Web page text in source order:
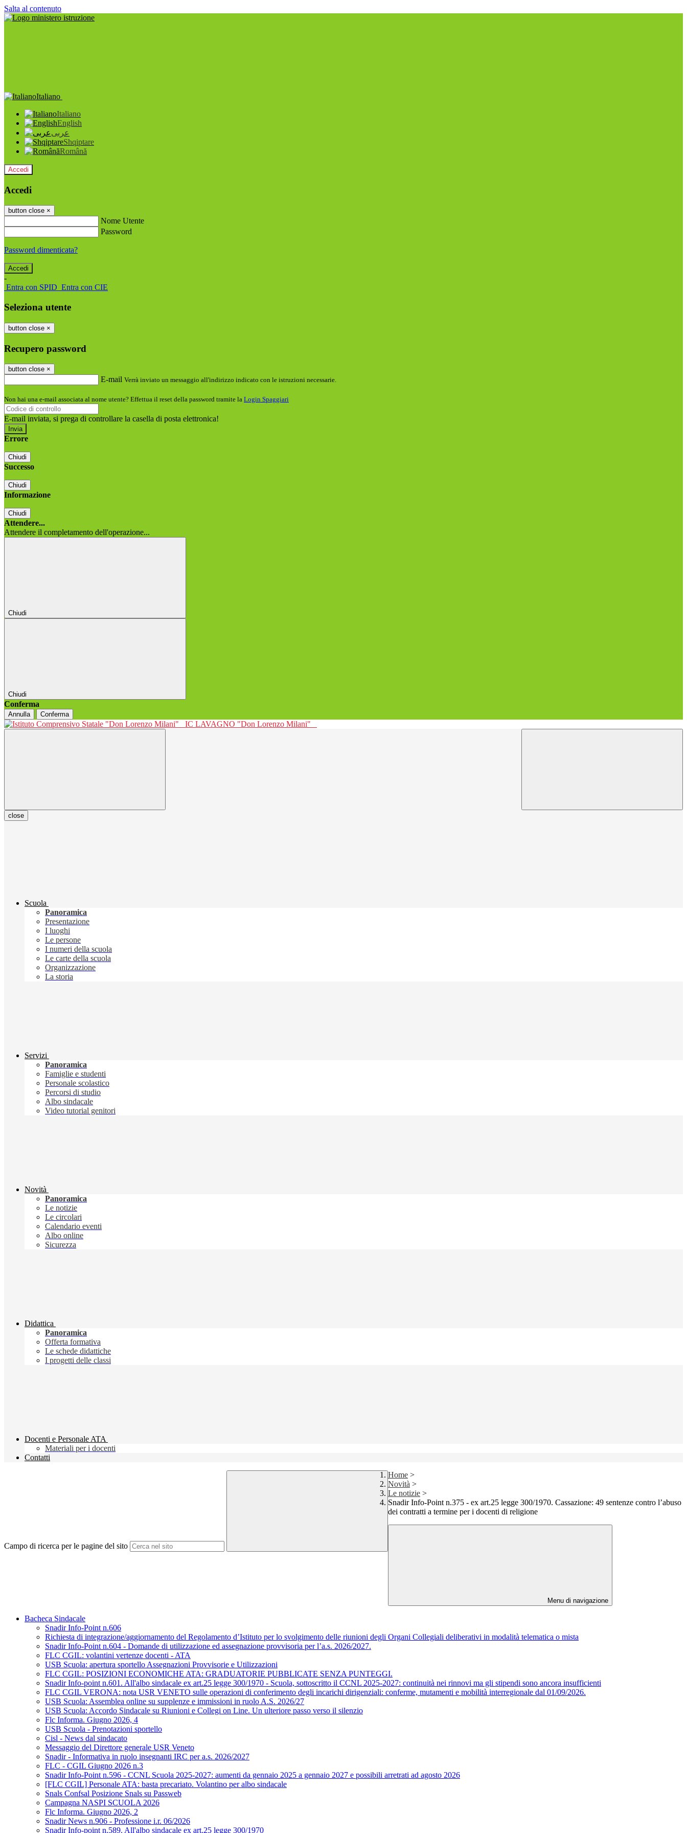
Salta al contenuto
Italiano
Italiano
English
عربى
Shqiptare
Română
Accedi
Accedi
button close ×
Nome Utente
Password
Password dimenticata?
-
Entra con SPID Entra con CIE
Seleziona utente
button close ×
Recupero password
button close ×
E-mail Verrà inviato un messaggio all'indirizzo indicato con le istruzioni necessarie.
Non hai una e-mail associata al nome utente? Effettua il reset della password tramite la Login Spaggiari
E-mail inviata, si prega di controllare la casella di posta elettronica!
Errore
Chiudi
Successo
Chiudi
Informazione
Chiudi
Attendere...
Attendere il completamento dell'operazione...
Chiudi
Chiudi
Conferma
Annulla Conferma
IC LAVAGNO "Don Lorenzo Milani"
close
Scuola
Panoramica
Presentazione
I luoghi
Le persone
I numeri della scuola
Le carte della scuola
Organizzazione
La storia
Servizi
Panoramica
Famiglie e studenti
Personale scolastico
Percorsi di studio
Albo sindacale
Video tutorial genitori
Novità
Panoramica
Le notizie
Le circolari
Calendario eventi
Albo online
Sicurezza
Didattica
Panoramica
Offerta formativa
Le schede didattiche
I progetti delle classi
Docenti e Personale ATA
Materiali per i docenti
Contatti
Campo di ricerca per le pagine del sito
Home >
Novità >
Le notizie >
Snadir Info-Point n.375 - ex art.25 legge 300/1970. Cassazione: 49 sentenze contro l’abuso
dei contratti a termine per i docenti di religione
Menu di navigazione
Bacheca Sindacale
Snadir Info-Point n.606
Richiesta di integrazione/aggiornamento del Regolamento d’Istituto per lo svolgimento delle riunioni degli Organi Collegiali deliberativi in modalità telematica o mista
Snadir Info-Point n.604 - Domande di utilizzazione ed assegnazione provvisoria per l’a.s. 2026/2027.
FLC CGIL: volantini vertenze docenti - ATA
USB Scuola: apertura sportello Assegnazioni Provvisorie e Utilizzazioni
FLC CGIL: POSIZIONI ECONOMICHE ATA: GRADUATORIE PUBBLICATE SENZA PUNTEGGI.
Snadir Info-point n.601. All'albo sindacale ex art.25 legge 300/1970 - Scuola, sottoscritto il CCNL 2025-2027: continuità nei rinnovi ma gli stipendi sono ancora insufficienti
FLC CGIL VERONA: nota USR VENETO sulle operazioni di conferimento degli incarichi dirigenziali: conferme, mutamenti e mobilità interregionale dal 01/09/2026.
USB Scuola: Assemblea online su supplenze e immissioni in ruolo A.S. 2026/27
USB Scuola: Accordo Sindacale su Riunioni e Collegi on Line. Un ulteriore passo verso il silenzio
Flc Informa. Giugno 2026, 4
USB Scuola - Prenotazioni sportello
Cisl - News dal sindacato
Messaggio del Direttore generale USR Veneto
Snadir - Informativa in ruolo insegnanti IRC per a.s. 2026/2027
FLC - CGIL Giugno 2026 n.3
Snadir Info-Point n.596 - CCNL Scuola 2025-2027: aumenti da gennaio 2025 a gennaio 2027 e possibili arretrati ad agosto 2026
[FLC CGIL] Personale ATA: basta precariato. Volantino per albo sindacale
Snals Confsal Posizione Snals su Passweb
Campagna NASPI SCUOLA 2026
Flc Informa. Giugno 2026, 2
Snadir News n.906 - Professione i.r. 06/2026
Snadir Info-point n.589. All'albo sindacale ex art.25 legge 300/1970